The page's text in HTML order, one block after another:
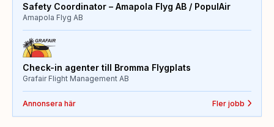
Safety Coordinator – Amapola Flyg AB / PopulAir
Amapola Flyg AB
Check-in agenter till Bromma Flygplats
Grafair Flight Management AB
Annonsera här Fler jobb